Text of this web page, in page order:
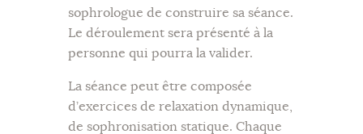
sophrologue de construire sa séance.
Le déroulement sera présenté à la
personne qui pourra la valider.
La séance peut être composée
d’exercices de relaxation dynamique,
de sophronisation statique. Chaque